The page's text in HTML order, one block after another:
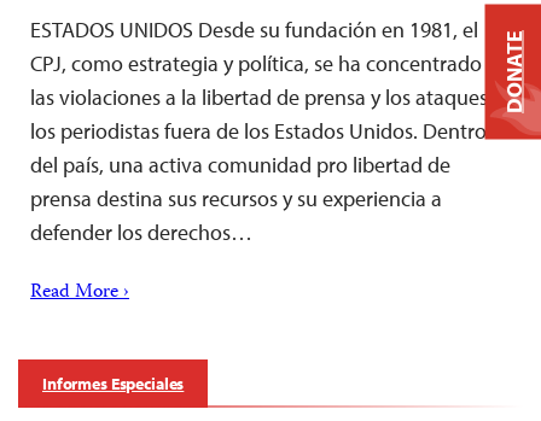
ESTADOS UNIDOS Desde su fundación en 1981, el
CPJ, como estrategia y política, se ha concentrado en
las violaciones a la libertad de prensa y los ataques a
los periodistas fuera de los Estados Unidos. Dentro
del país, una activa comunidad pro libertad de
prensa destina sus recursos y su experiencia a
defender los derechos…
Read More ›
Informes Especiales
DONATE